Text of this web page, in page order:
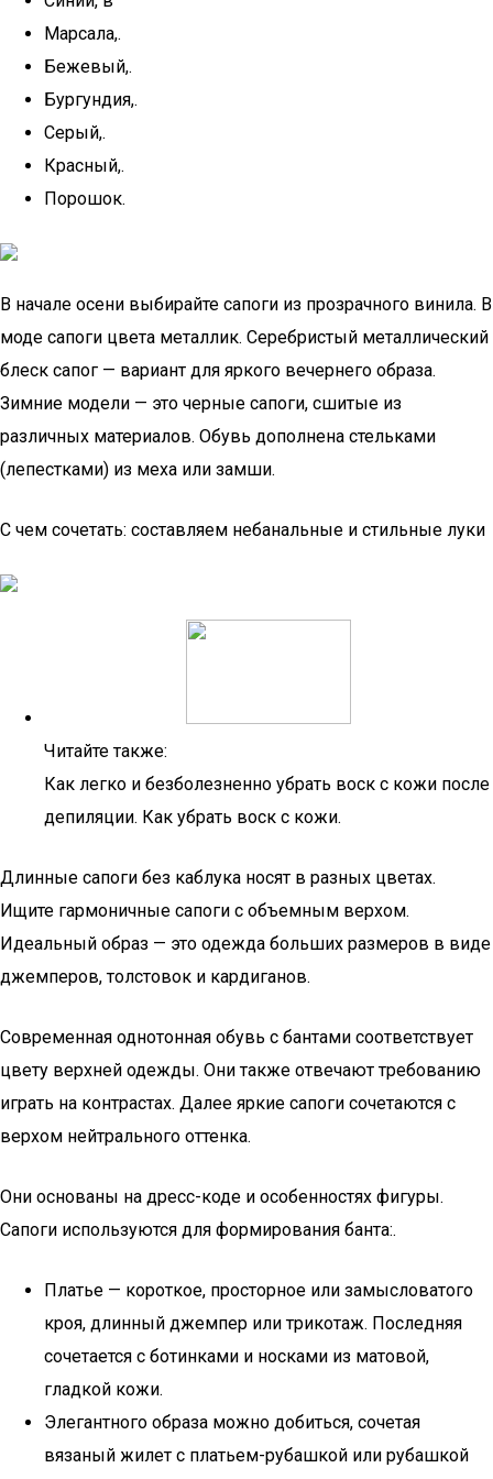
Марсала,.
Бежевый,.
Бургундия,.
Серый,.
Красный,.
Порошок.
В начале осени выбирайте сапоги из прозрачного винила. В
моде сапоги цвета металлик. Серебристый металлический
блеск сапог — вариант для яркого вечернего образа.
Зимние модели — это черные сапоги, сшитые из
различных материалов. Обувь дополнена стельками
(лепестками) из меха или замши.
С чем сочетать: составляем небанальные и стильные луки
Читайте также:
Как легко и безболезненно убрать воск с кожи после
депиляции. Как убрать воск с кожи.
Длинные сапоги без каблука носят в разных цветах.
Ищите гармоничные сапоги с объемным верхом.
Идеальный образ — это одежда больших размеров в виде
джемперов, толстовок и кардиганов.
Современная однотонная обувь с бантами соответствует
цвету верхней одежды. Они также отвечают требованию
играть на контрастах. Далее яркие сапоги сочетаются с
верхом нейтрального оттенка.
Они основаны на дресс-коде и особенностях фигуры.
Сапоги используются для формирования банта:.
Платье — короткое, просторное или замысловатого
кроя, длинный джемпер или трикотаж. Последняя
сочетается с ботинками и носками из матовой,
гладкой кожи.
Элегантного образа можно добиться, сочетая
вязаный жилет с платьем-рубашкой или рубашкой